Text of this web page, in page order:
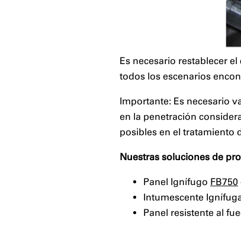
Es necesario restablecer
todos los escenarios
Importante: Es necesario
en la penetración
posibles en el tratamiento
Nuestras soluciones de
Panel Ignífugo FB750
Intumescente
Panel resistente al